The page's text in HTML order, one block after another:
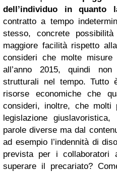
dell’individuo in quanto
contratto a tempo
stesso, concrete
maggiore facilità rispetto
consideri che molte
all’anno 2015, quindi
strutturali nel tempo. Tutto
risorse economiche che
consideri, inoltre, che molti
legislazione
parole diverse ma dal
ad esempio l’indennità di
prevista per i collaboratori
superare il precariato?